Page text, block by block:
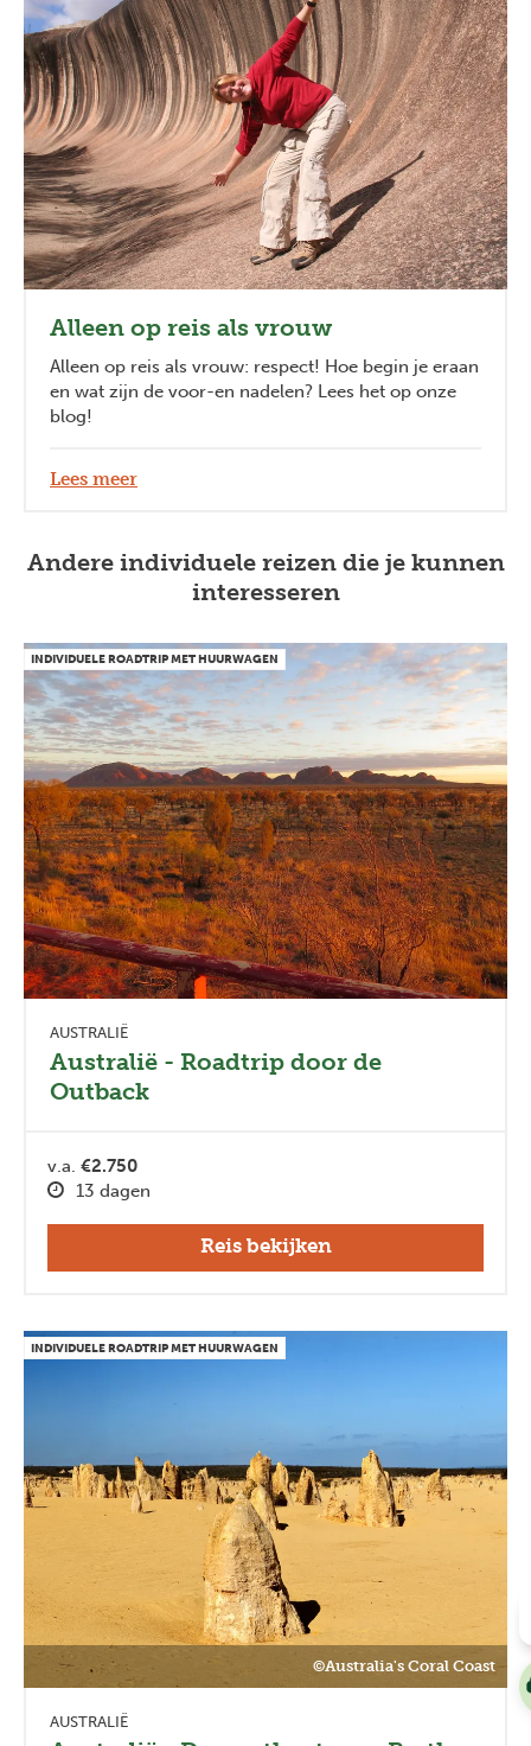
Alleen op reis als vrouw
Alleen op reis als vrouw: respect! Hoe begin je eraan
en wat zijn de voor-en nadelen? Lees het op onze
blog!
Lees meer
Andere individuele reizen die je kunnen
interesseren
INDIVIDUELE ROADTRIP MET HUURWAGEN
AUSTRALIË
Australië - Roadtrip door de
Outback
v.a. €2.750
13 dagen
Reis bekijken
©Australia's Coral Coast
INDIVIDUELE ROADTRIP MET HUURWAGEN
AUSTRALIË